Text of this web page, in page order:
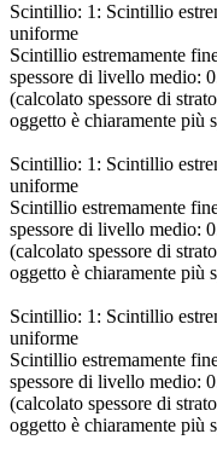
Scintillio: 1: Scintillio
uniforme
Scintillio estremamente
spessore di livello medio:
(calcolato spessore di
oggetto è chiaramente più
Scintillio: 1: Scintillio
uniforme
Scintillio estremamente
spessore di livello medio:
(calcolato spessore di
oggetto è chiaramente più
Scintillio: 1: Scintillio
uniforme
Scintillio estremamente
spessore di livello medio:
(calcolato spessore di
oggetto è chiaramente più